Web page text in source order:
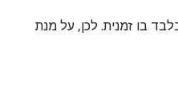
להשתתף 30 ילדים בלבד בו זמנית. לכן, על מנת